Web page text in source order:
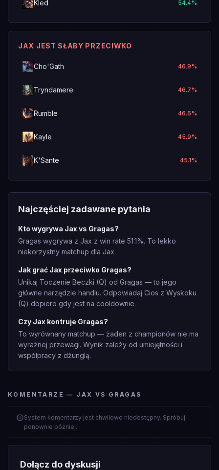
Kled 54.4%
JAX JEST SŁABY PRZECIWKO
Cho'Gath 46.9%
Tryndamere 46.7%
Rumble 46.6%
Kayle 45.9%
K'Sante 45.1%
Najczęściej zadawane pytania
Kto wygrywa Jax vs Gragas?
Gragas wygrywa z Jax z win rate 51.1%. To lekko
niekorzystny matchup dla Jax.
Jak grać Jax przeciwko Gragas?
Unikaj Toczenie Beczki (Q) od Gragas — to jego
główne narzędzie handlu. Odpowiadaj Cios z Wyskoku
(Q) dopiero gdy jest na cooldownie.
Czy Jax kontruje Gragas?
To wyrównany matchup — żaden z championów nie ma
wyraźnej przewagi. Wynik zależy od umiejętności i
współpracy z dżunglą.
KOMENTARZE — JAX VS GRAGAS
System komentarzy jest chwilowo niedostępny. Spróbuj
ponownie później.
Dołącz do dyskusji